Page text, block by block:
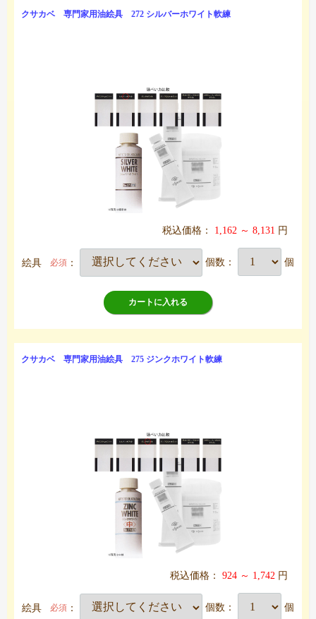
クサカベ 専門家用油絵具 272 シルバーホワイト軟練
税込価格： 1,162 ～ 8,131 円
絵具 必須 ： 個数： 個
カートに入れる
クサカベ 専門家用油絵具 275 ジンクホワイト軟練
税込価格： 924 ～ 1,742 円
絵具 必須 ： 個数： 個